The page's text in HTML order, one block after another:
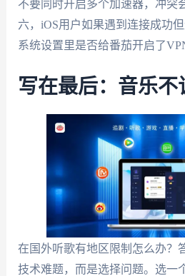
不要同时开启多个加速器，冲突
六，iOS用户如果遇到连接成功
系统设置里是否给番茄开启了
写在最后：音乐不
在国外听歌有地区限制怎么办？
技术难题，而是选择问题。选一